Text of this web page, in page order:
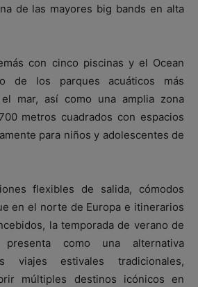
de las mayores big bands en alta
con cinco piscinas y el Ocean
de los parques acuáticos más
mar, así como una amplia zona
metros cuadrados con espacios
para niños y adolescentes de
flexibles de salida, cómodos
en el norte de Europa e itinerarios
la temporada de verano de
como una alternativa
viajes estivales tradicionales,
múltiples destinos icónicos en